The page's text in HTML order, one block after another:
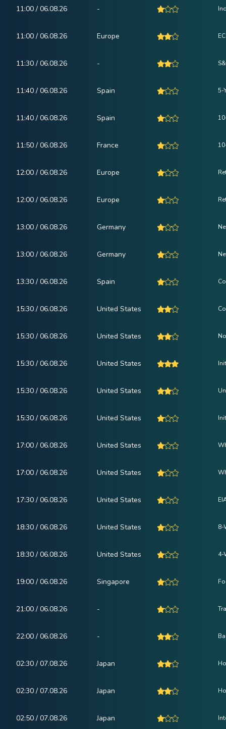
11:00 / 06.08.26 -
11:00 / 06.08.26 Europe
11:30 / 06.08.26 -
11:40 / 06.08.26 Spain 5-
11:40 / 06.08.26 Spain
11:50 / 06.08.26 France
12:00 / 06.08.26 Europe
12:00 / 06.08.26 Europe
13:00 / 06.08.26 Germany
13:00 / 06.08.26 Germany
13:30 / 06.08.26 Spain
15:30 / 06.08.26 United States
15:30 / 06.08.26 United States
15:30 / 06.08.26 United States
15:30 / 06.08.26 United States
15:30 / 06.08.26 United States
17:00 / 06.08.26 United States
17:00 / 06.08.26 United States
17:30 / 06.08.26 United States
18:30 / 06.08.26 United States 8-
18:30 / 06.08.26 United States 4-
19:00 / 06.08.26 Singapore
21:00 / 06.08.26 -
22:00 / 06.08.26 -
02:30 / 07.08.26 Japan
02:30 / 07.08.26 Japan
02:50 / 07.08.26 Japan